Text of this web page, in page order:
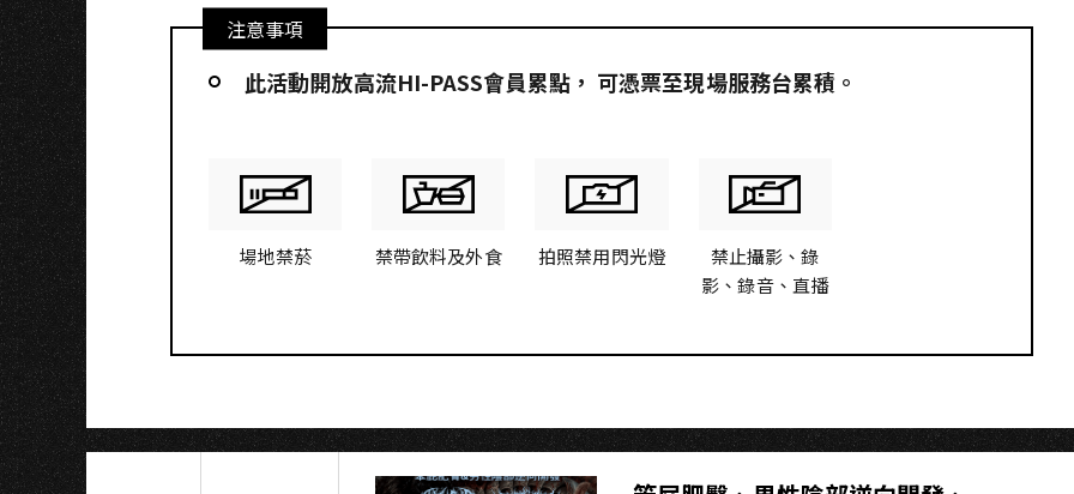
注意事項
此活動開放高流HI-PASS會員累點，​ 可憑票至現場服務台累積。
場地禁菸 禁帶飲料及外食 拍照禁用閃光燈
禁止攝影、錄
影、錄音、直播